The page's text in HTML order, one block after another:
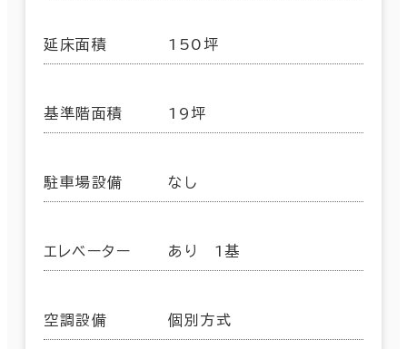
延床面積 150坪
基準階面積 19坪
駐車場設備 なし
エレベーター あり 1基
空調設備 個別方式